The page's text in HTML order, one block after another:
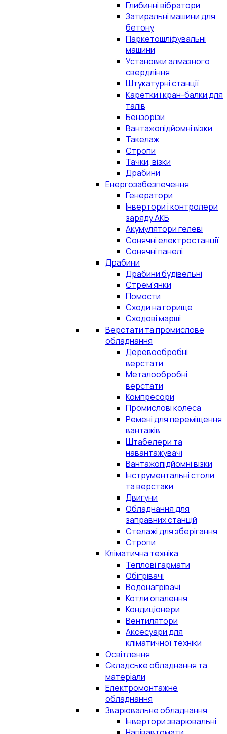
Глибинні вібратори
Затиральні машини для
бетону
Паркетошліфувальні
машини
Установки алмазного
свердління
Штукатурні станції
Каретки і кран-балки для
талів
Бензорізи
Вантажопідйомні візки
Такелаж
Стропи
Тачки, візки
Драбини
Енергозабезпечення
Генератори
Інвертори і контролери
заряду АКБ
Акумулятори гелеві
Сонячні електростанції
Сонячні панелі
Драбини
Драбини будівельні
Стрем'янки
Помости
Сходи на горище
Сходові марші
Верстати та промислове
обладнання
Деревообробні
верстати
Металообробні
верстати
Компресори
Промислові колеса
Ремені для переміщення
вантажів
Штабелери та
навантажувачі
Вантажопідйомні візки
Інструментальні столи
та верстаки
Двигуни
Обладнання для
заправних станцій
Стелажі для зберігання
Стропи
Кліматична техніка
Теплові гармати
Обігрівачі
Водонагрівачі
Котли опалення
Кондиціонери
Вентилятори
Аксесуари для
кліматичної техніки
Освітлення
Складське обладнання та
матеріали
Електромонтажне
обладнання
Зварювальне обладнання
Інвертори зварювальні